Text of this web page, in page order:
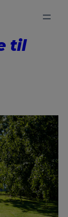
til